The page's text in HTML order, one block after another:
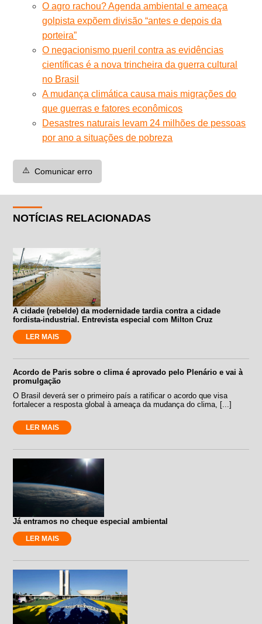
O agro rachou? Agenda ambiental e ameaça
golpista expõem divisão “antes e depois da
porteira”
O negacionismo pueril contra as evidências
científicas é a nova trincheira da guerra cultural
no Brasil
A mudança climática causa mais migrações do
que guerras e fatores econômicos
Desastres naturais levam 24 milhões de pessoas
por ano a situações de pobreza
⚠️ Comunicar erro
NOTÍCIAS RELACIONADAS
A cidade (rebelde) da modernidade tardia contra a cidade
fordista-industrial. Entrevista especial com Milton Cruz
LER MAIS
Acordo de Paris sobre o clima é aprovado pelo Plenário e vai à
promulgação
O Brasil deverá ser o primeiro país a ratificar o acordo que visa
fortalecer a resposta global à ameaça da mudança do clima, [...]
LER MAIS
Já entramos no cheque especial ambiental
LER MAIS